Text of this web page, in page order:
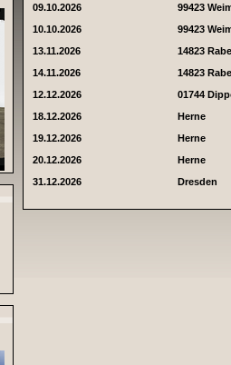
09.10.2026
99423
10.10.2026
99423
13.11.2026
14823
14.11.2026
14823
12.12.2026
01744
18.12.2026
Herne
19.12.2026
Herne
20.12.2026
Herne
31.12.2026
Dresden